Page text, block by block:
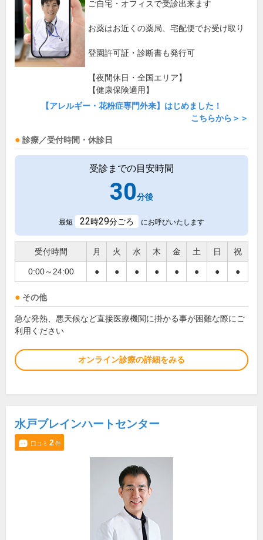
ご自宅・オフィスで受診出来ます
お薬はお近くの薬局、宅配便でお受け取り
登園許可証・診断書も発行可
【夜間休日・全国エリア】
【健康保険適用】
【アレルギー・花粉症専門外来】はじめました！
こちらから＞＞
診療／受付時間・休診日
受診までの目安時間
30分後
最短 22時29分ごろ にお呼びいたします
受付時間 月 火 水 木 金 土 日 祝
0:00～24:00 ● ● ● ● ● ● ● ●
その他
急な発熱、悪天候など直接医療機関に掛かる事が困難な際にご
利用ください
オンライン診療の詳細をみる
水戸ブレインハートセンター
口コミ 2件